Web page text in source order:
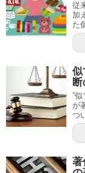
従
加
た
似
”
が
つ
著